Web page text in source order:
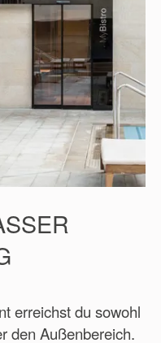
erreichst du sowohl
den Außenbereich.